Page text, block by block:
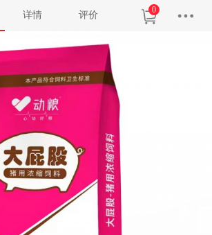
详情 评价 0